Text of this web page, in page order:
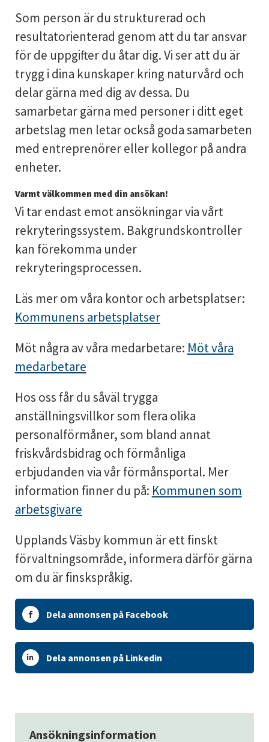
Som person är du strukturerad och
resultatorienterad genom att du tar ansvar
för de uppgifter du åtar dig. Vi ser att du är
trygg i dina kunskaper kring naturvård och
delar gärna med dig av dessa. Du
samarbetar gärna med personer i ditt eget
arbetslag men letar också goda samarbeten
med entreprenörer eller kollegor på andra
enheter.
Varmt välkommen med din ansökan!
Vi tar endast emot ansökningar via vårt
rekryteringssystem. Bakgrundskontroller
kan förekomma under
rekryteringsprocessen.
Läs mer om våra kontor och arbetsplatser:
Kommunens arbetsplatser
Möt några av våra medarbetare: Möt våra
medarbetare
Hos oss får du såväl trygga
anställningsvillkor som flera olika
personalförmåner, som bland annat
friskvårdsbidrag och förmånliga
erbjudanden via vår förmånsportal. Mer
information finner du på: Kommunen som
arbetsgivare
Upplands Väsby kommun är ett finskt
förvaltningsområde, informera därför gärna
om du är finskspråkig.
Dela annonsen på Facebook
Dela annonsen på Linkedin
Ansökningsinformation